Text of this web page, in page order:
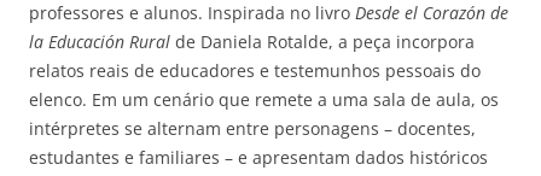
professores e alunos. Inspirada no livro Desde el Corazón de
la Educación Rural de Daniela Rotalde, a peça incorpora
relatos reais de educadores e testemunhos pessoais do
elenco. Em um cenário que remete a uma sala de aula, os
intérpretes se alternam entre personagens – docentes,
estudantes e familiares – e apresentam dados históricos